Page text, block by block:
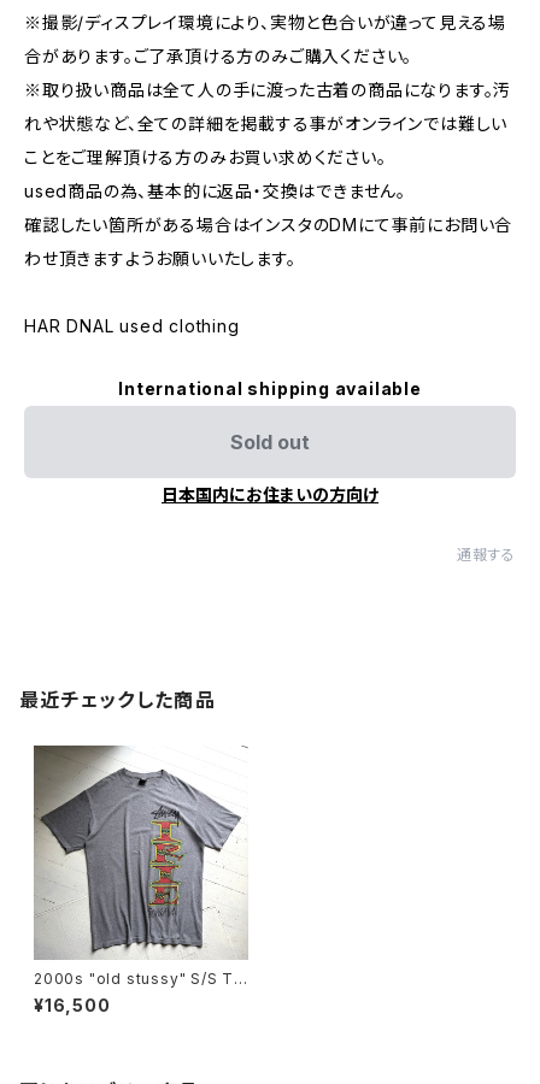
※撮影/ディスプレイ環境により、実物と色合いが違って見える場
合があります。ご了承頂ける方のみご購入ください。
※取り扱い商品は全て人の手に渡った古着の商品になります。汚
れや状態など、全ての詳細を掲載する事がオンラインでは難しい
ことをご理解頂ける方のみお買い求めください。
used商品の為、基本的に返品・交換はできません。
確認したい箇所がある場合はインスタのDMにて事前にお問い合
わせ頂きますようお願いいたします。
HAR DNAL used clothing
International shipping available
Sold out
日本国内にお住まいの方向け
通報する
最近チェックした商品
2000s "old stussy" S/S T-
shirt
¥16,500